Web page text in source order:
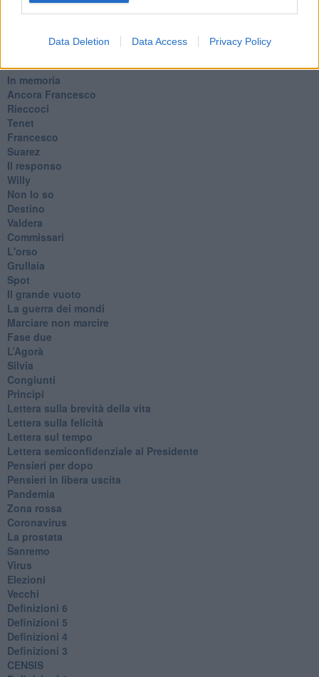
Data Deletion Data Access Privacy Policy
Paolo Rossi
​Biden!
In memoria
​Ancora Francesco
Rieccoci
Tenet
Francesco
Suarez
​Il responso
Willy
Non lo so
Destino
Valdera
Commissari
L'orso
Grullaia
Spot
​Il grande vuoto
​La guerra dei mondi
Marciare non marcire
Fase due
L’Agorà
Silvia
Congiunti
Principi
​Lettera sulla brevità della vita
​Lettera sulla felicità
​Lettera sul tempo
Lettera semiconfidenziale al Presidente
Pensieri per dopo
​Pensieri in libera uscita
Pandemia
Zona rossa
Coronavirus
La prostata
Sanremo
Virus
Elezioni
Vecchi
Definizioni 6
Definizioni 5
Definizioni 4
Definizioni 3
CENSIS